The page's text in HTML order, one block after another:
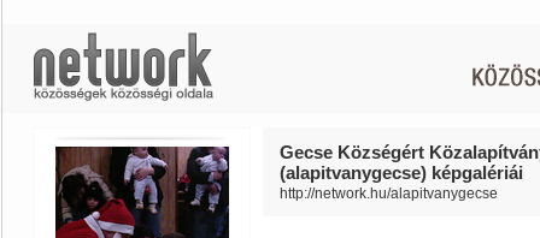
Gecse Községért
(alapitvanygecse) képgalériái
http://network.hu/alapitvanygecse